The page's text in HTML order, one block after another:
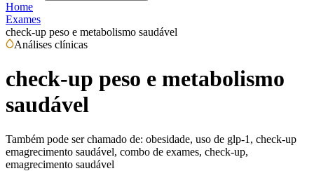
Home
Exames
check-up peso e metabolismo saudável
Análises clínicas
check-up peso e metabolismo
saudável
Também pode ser chamado de: obesidade, uso de glp-1, check-up
emagrecimento saudável, combo de exames, check-up,
emagrecimento saudável